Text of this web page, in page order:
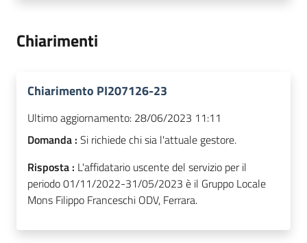
Chiarimenti
Chiarimento PI207126-23
Ultimo aggiornamento: 28/06/2023 11:11
Domanda : Si richiede chi sia l'attuale gestore.
Risposta : L'affidatario uscente del servizio per il
periodo 01/11/2022-31/05/2023 è il Gruppo Locale
Mons Filippo Franceschi ODV, Ferrara.